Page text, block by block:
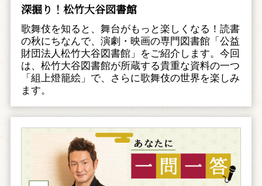
深掘り！松竹大谷図書館
歌舞伎を知ると、舞台がもっと楽しくなる！読書
の秋にちなんで、演劇・映画の専門図書館「公益
財団法人松竹大谷図書館」をご紹介します。今回
は、松竹大谷図書館が所蔵する貴重な資料の一つ
「組上燈籠絵」で、さらに歌舞伎の世界を楽しみ
ます。